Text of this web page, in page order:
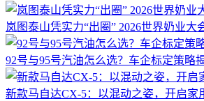
岚图泰山凭实力“出圈” 2026世界奶业大
92号与95号汽油怎么选？车企标定策略
新款马自达CX-5：以混动之姿，开启家